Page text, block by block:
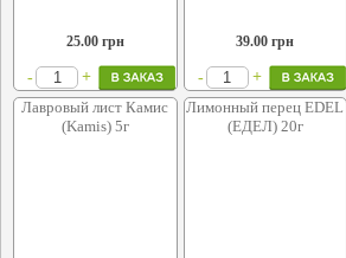
25.00грн
- +
39.00 грн
- +
Лавровый лист Камис
(Kamis) 5г
Лимонный перец EDEL
(ЕДЕЛ) 20г